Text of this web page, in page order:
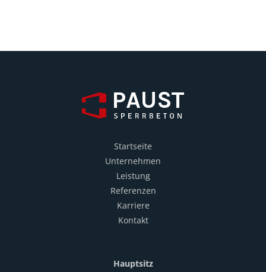
Startseite
Unternehmen
Leistung
Referenzen
Karriere
Kontakt
Hauptsitz